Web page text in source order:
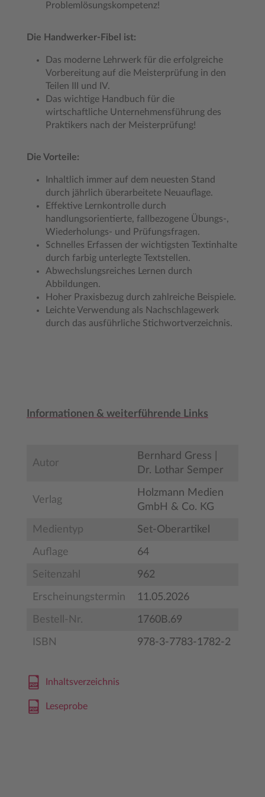
Problemlösungskompetenz!
Die Handwerker-Fibel ist:
Das moderne Lehrwerk für die erfolgreiche
Vorbereitung auf die Meisterprüfung in den
Teilen III und IV.
Das wichtige Handbuch für die
wirtschaftliche Unternehmensführung des
Praktikers nach der Meisterprüfung!
Die Vorteile:
Inhaltlich immer auf dem neuesten Stand
durch jährlich überarbeitete Neuauflage.
Effektive Lernkontrolle durch
handlungsorientierte, fallbezogene Übungs-,
Wiederholungs- und Prüfungsfragen.
Schnelles Erfassen der wichtigsten Textinhalte
durch farbig unterlegte Textstellen.
Abwechslungsreiches Lernen durch
Abbildungen.
Hoher Praxisbezug durch zahlreiche Beispiele.
Leichte Verwendung als Nachschlagewerk
durch das ausführliche Stichwortverzeichnis.
Informationen & weiterführende Links
Autor
Bernhard Gress |
Dr. Lothar Semper
Verlag
Holzmann Medien
GmbH & Co. KG
Medientyp Set-Oberartikel
Auflage 64
Seitenzahl 962
Erscheinungstermin 11.05.2026
Bestell-Nr. 1760B.69
ISBN 978-3-7783-1782-2
Inhaltsverzeichnis
Leseprobe